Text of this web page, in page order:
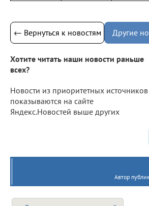
← Вернуться к новостям Другие
Хотите читать наши новости раньше
всех?
Новости из приоритетных источников
показываются на сайте
Яндекс.Новостей выше других
Автор